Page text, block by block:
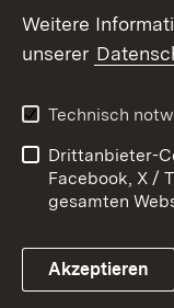
Link zum
Kontakt
Barrierefreiheit
Impressum
Weitere
unserer
Technisch
Drittanbieter-
Facebook, X /
gesamten
Akzeptieren